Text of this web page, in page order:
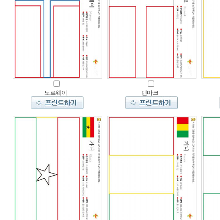
노르웨이 덴마크